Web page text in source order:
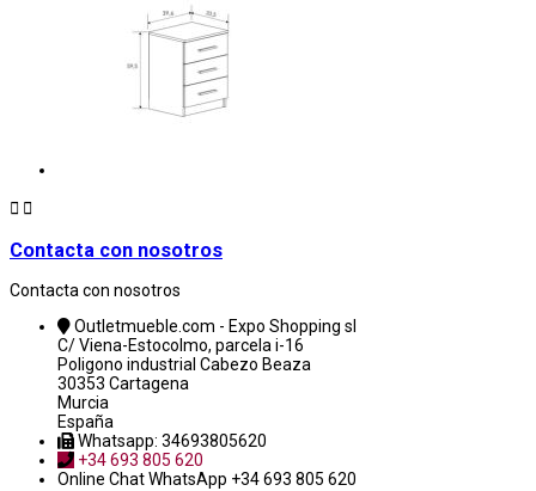
 
Contacta con nosotros
Contacta con nosotros
Outletmueble.com - Expo Shopping sl
C/ Viena-Estocolmo, parcela i-16
Poligono industrial Cabezo Beaza
30353 Cartagena
Murcia
España
Whatsapp: 34693805620
+34 693 805 620
Online ChatWhatsApp +34 693 805 620